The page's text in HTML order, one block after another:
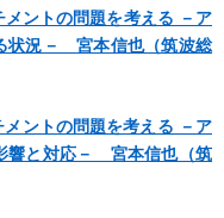
ントの問題を考える －ア
状況－ 宮本信也（筑波総
ントの問題を考える －ア
響と対応－ 宮本信也（筑